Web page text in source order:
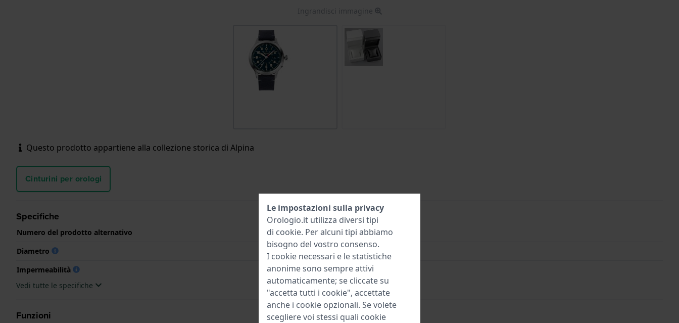
Ingrandisci immagine
Questo prodotto appartiene alla collezione storica di Alpina
Cinturini per orologi
Specifiche
Numero del prodotto alternativo
AL-525
Diametro
Impermeabilità
10 Bar (nuoto)
Vedi tutte le specifiche
Funzioni
Le impostazioni sulla privacy
Orologio.it utilizza diversi tipi
di cookie. Per alcuni tipi abbiamo
bisogno del vostro consenso.
I cookie necessari e le statistiche
anonime sono sempre attivi
automaticamente; se cliccate su
"accetta tutti i cookie", accettate
anche i cookie opzionali. Se volete
scegliere voi stessi quali cookie